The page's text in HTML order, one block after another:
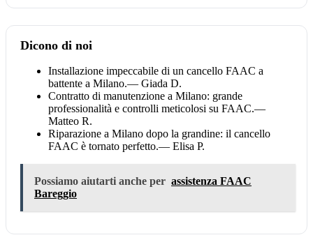
Dicono di noi
Installazione impeccabile di un cancello FAAC a
battente a Milano.— Giada D.
Contratto di manutenzione a Milano: grande
professionalità e controlli meticolosi su FAAC.—
Matteo R.
Riparazione a Milano dopo la grandine: il cancello
FAAC è tornato perfetto.— Elisa P.
Possiamo aiutarti anche per assistenza FAAC
Bareggio